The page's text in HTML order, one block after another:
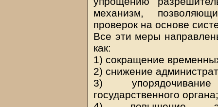
механизм,
проверок на основе
Все эти меры
как:
1) сокращение
2) снижение
3)
государственного органа;